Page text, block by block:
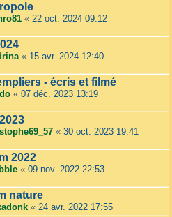
« 22 oct. 2024 09:12
« 15 avr. 2024 12:40
- écris et filmé
« 07 déc. 2023 13:19
« 30 oct. 2023 19:41
2022
« 09 nov. 2022 22:53
nature
« 24 avr. 2022 17:55